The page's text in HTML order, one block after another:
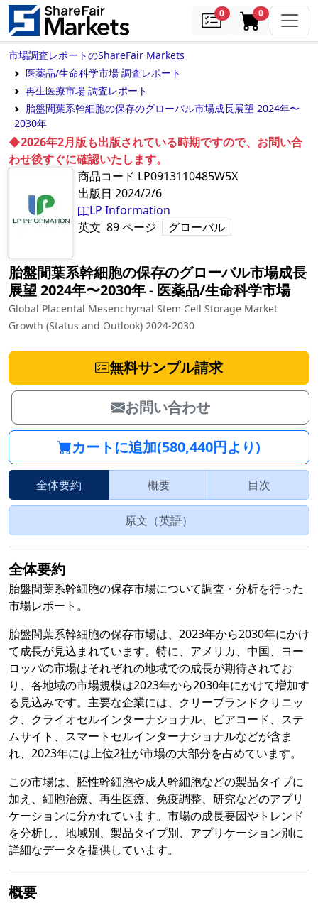
0samples0in cart
市場調査レポートのShareFair Markets
医薬品/生命科学市場 調査レポート
再生医療市場 調査レポート
胎盤間葉系幹細胞の保存のグローバル市場成長展望 2024年〜
2030年
◆2026年2月版も出版されている時期ですので、お問い合
わせ後すぐに確認いたします。
商品コード LP0913110485W5X
出版日 2024/2/6
LP Information
英文 89ページ グローバル
胎盤間葉系幹細胞の保存のグローバル市場成長
展望 2024年〜2030年‐ 医薬品/生命科学市場
Global Placental Mesenchymal Stem Cell Storage Market
Growth (Status and Outlook) 2024-2030
無料サンプル請求
お問い合わせ
カートに追加(580,440円より)
全体要約 概要 目次
原文（英語）
全体要約
胎盤間葉系幹細胞の保存市場について調査・分析を行った
市場レポート。
胎盤間葉系幹細胞の保存市場は、2023年から2030年にかけ
て成長が見込まれています。特に、アメリカ、中国、ヨー
ロッパの市場はそれぞれの地域での成長が期待されてお
り、各地域の市場規模は2023年から2030年にかけて増加す
る見込みです。主要な企業には、クリーブランドクリニッ
ク、クライオセルインターナショナル、ビアコード、ステ
ムサイト、スマートセルインターナショナルなどが含ま
れ、2023年には上位2社が市場の大部分を占めています。
この市場は、胚性幹細胞や成人幹細胞などの製品タイプに
加え、細胞治療、再生医療、免疫調整、研究などのアプリ
ケーションに分かれています。市場の成長要因やトレンド
を分析し、地域別、製品タイプ別、アプリケーション別に
詳細なデータを提供しています。
概要